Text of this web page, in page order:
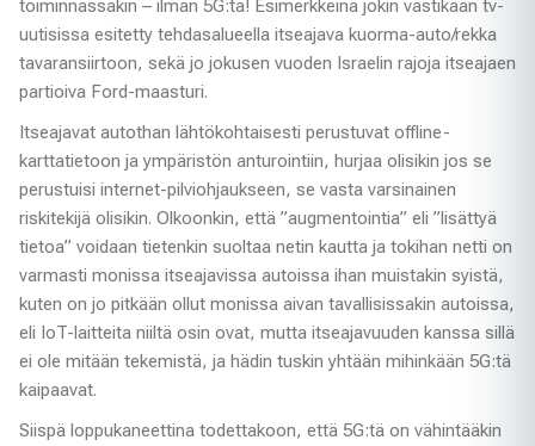
toiminnassakin – ilman 5G:tä! Esimerkkeinä jokin vastikään tv-
uutisissa esitetty tehdasalueella itseajava kuorma-auto/rekka
tavaransiirtoon, sekä jo jokusen vuoden Israelin rajoja itseajaen
partioiva Ford-maasturi.
Itseajavat autothan lähtökohtaisesti perustuvat offline-
karttatietoon ja ympäristön anturointiin, hurjaa olisikin jos se
perustuisi internet-pilviohjaukseen, se vasta varsinainen
riskitekijä olisikin. Olkoonkin, että ”augmentointia” eli ”lisättyä
tietoa” voidaan tietenkin suoltaa netin kautta ja tokihan netti on
varmasti monissa itseajavissa autoissa ihan muistakin syistä,
kuten on jo pitkään ollut monissa aivan tavallisissakin autoissa,
eli IoT-laitteita niiltä osin ovat, mutta itseajavuuden kanssa sillä
ei ole mitään tekemistä, ja hädin tuskin yhtään mihinkään 5G:tä
kaipaavat.
Siispä loppukaneettina todettakoon, että 5G:tä on vähintääkin